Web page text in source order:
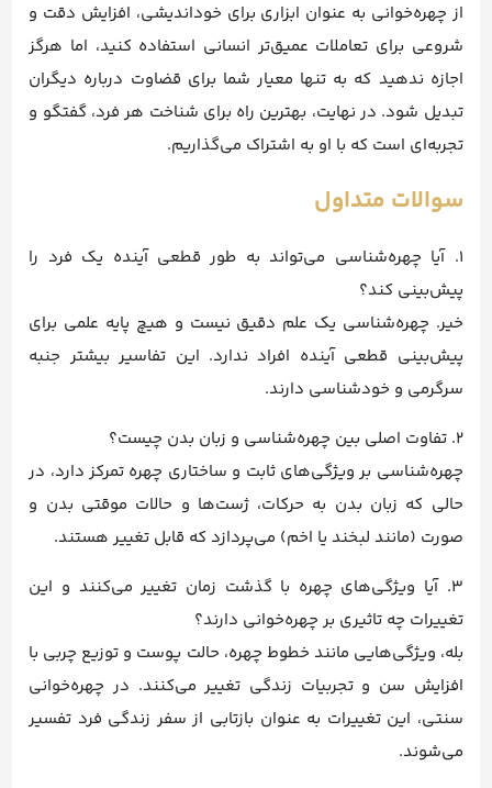
از چهره‌خوانی به عنوان ابزاری برای خوداندیشی، افزایش دقت و
شروعی برای تعاملات عمیق‌تر انسانی استفاده کنید، اما هرگز
اجازه ندهید که به تنها معیار شما برای قضاوت درباره دیگران
تبدیل شود. در نهایت، بهترین راه برای شناخت هر فرد، گفتگو و
تجربه‌ای است که با او به اشتراک می‌گذاریم.
سوالات متداول
1. آیا چهره‌شناسی می‌تواند به طور قطعی آینده یک فرد را
پیش‌بینی کند؟
خیر. چهره‌شناسی یک علم دقیق نیست و هیچ پایه علمی برای
پیش‌بینی قطعی آینده افراد ندارد. این تفاسیر بیشتر جنبه
سرگرمی و خودشناسی دارند.
2. تفاوت اصلی بین چهره‌شناسی و زبان بدن چیست؟
چهره‌شناسی بر ویژگی‌های ثابت و ساختاری چهره تمرکز دارد، در
حالی که زبان بدن به حرکات، ژست‌ها و حالات موقتی بدن و
صورت (مانند لبخند یا اخم) می‌پردازد که قابل تغییر هستند.
3. آیا ویژگی‌های چهره با گذشت زمان تغییر می‌کنند و این
تغییرات چه تاثیری بر چهره‌خوانی دارند؟
بله، ویژگی‌هایی مانند خطوط چهره، حالت پوست و توزیع چربی با
افزایش سن و تجربیات زندگی تغییر می‌کنند. در چهره‌خوانی
سنتی، این تغییرات به عنوان بازتابی از سفر زندگی فرد تفسیر
می‌شوند.